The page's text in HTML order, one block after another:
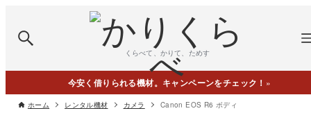
くらべて、かりて、ためす
今安く借りられる機材。キャンペーンをチェック！ »
ホーム レンタル機材 カメラ Canon EOS R6 ボディ